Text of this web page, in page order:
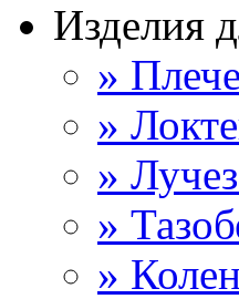
Изделия
»
»
»
»
»